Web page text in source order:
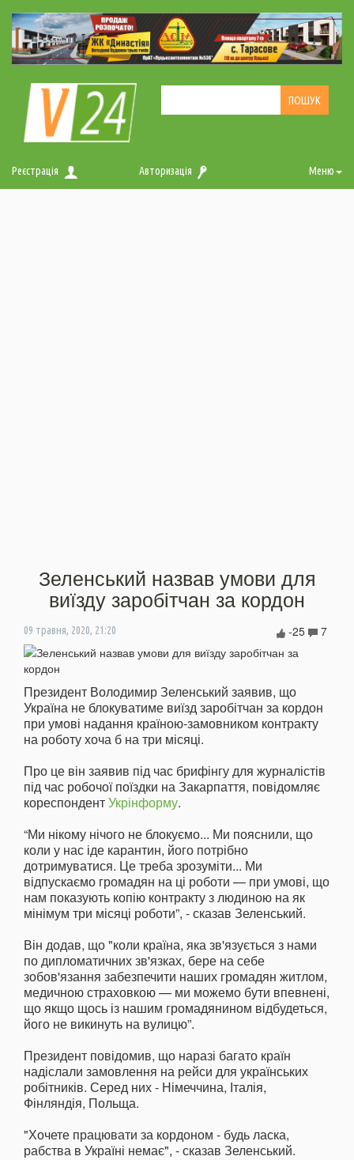
Реєстрація Авторизація Меню
Зеленський назвав умови для
виїзду заробітчан за кордон
09 травня, 2020, 21:20 7
-25
Президент Володимир Зеленський заявив, що
Україна не блокуватиме виїзд заробітчан за кордон
при умові надання країною-замовником контракту
на роботу хоча б на три місяці.
Про це він заявив під час брифінгу для журналістів
під час робочої поїздки на Закарпаття, повідомляє
кореспондентУкрінформу.
“Ми нікому нічого не блокуємо... Ми пояснили, що
коли у нас іде карантин, його потрібно
дотримуватися. Це треба зрозуміти... Ми
відпускаємо громадян на ці роботи — при умові, що
нам показують копію контракту з людиною на як
мінімум три місяці роботи”, - сказав Зеленський.
Він додав, що "коли країна, яка зв'язується з нами
по дипломатичних зв'язках, бере на себе
зобов'язання забезпечити наших громадян житлом,
медичною страховкою — ми можемо бути впевнені,
що якщо щось із нашим громадянином відбудеться,
його не викинуть на вулицю”.
Президент повідомив, що наразі багато країн
надіслали замовлення на рейси для українських
робітників. Серед них - Німеччина, Італія,
Фінляндія, Польща.
"Хочете працювати за кордоном - будь ласка,
рабства в Україні немає", - сказав Зеленський.